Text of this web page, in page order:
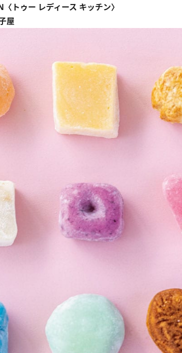
トゥー レディース キッチン〉
屋